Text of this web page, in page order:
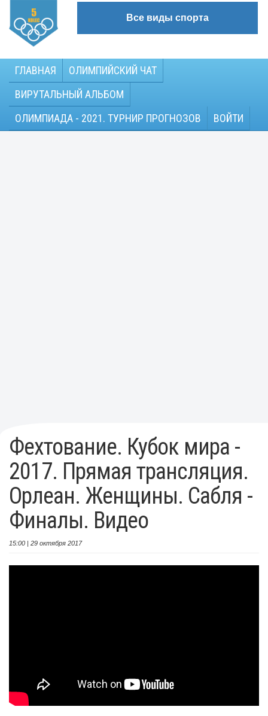
Все виды спорта
ГЛАВНАЯ
ОЛИМПИЙСКИЙ ЧАТ
ВИРУТАЛЬНЫЙ АЛЬБОМ
ОЛИМПИАДА - 2021. ТУРНИР ПРОГНОЗОВ
ВОЙТИ
Фехтование. Кубок мира -
2017. Прямая трансляция.
Орлеан. Женщины. Сабля -
Финалы. Видео
15:00 | 29 октября 2017